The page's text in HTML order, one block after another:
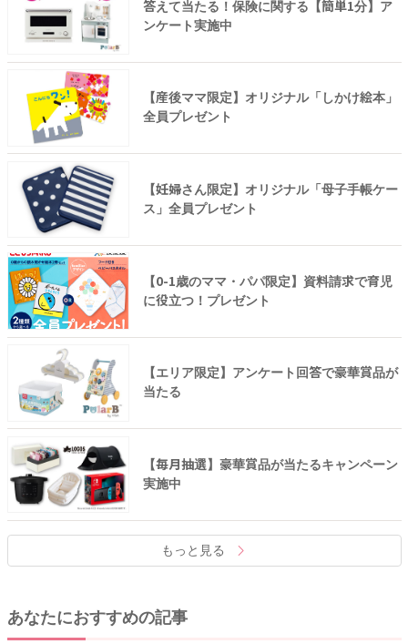
答えて当たる！保険に関する【簡単1分】ア
ンケート実施中
【産後ママ限定】オリジナル「しかけ絵本」
全員プレゼント
【妊婦さん限定】オリジナル「母子手帳ケー
ス」全員プレゼント
【0-1歳のママ・パパ限定】資料請求で育児
に役立つ！プレゼント
【エリア限定】アンケート回答で豪華賞品が
当たる
【毎月抽選】豪華賞品が当たるキャンペーン
実施中
もっと見る
あなたにおすすめの記事